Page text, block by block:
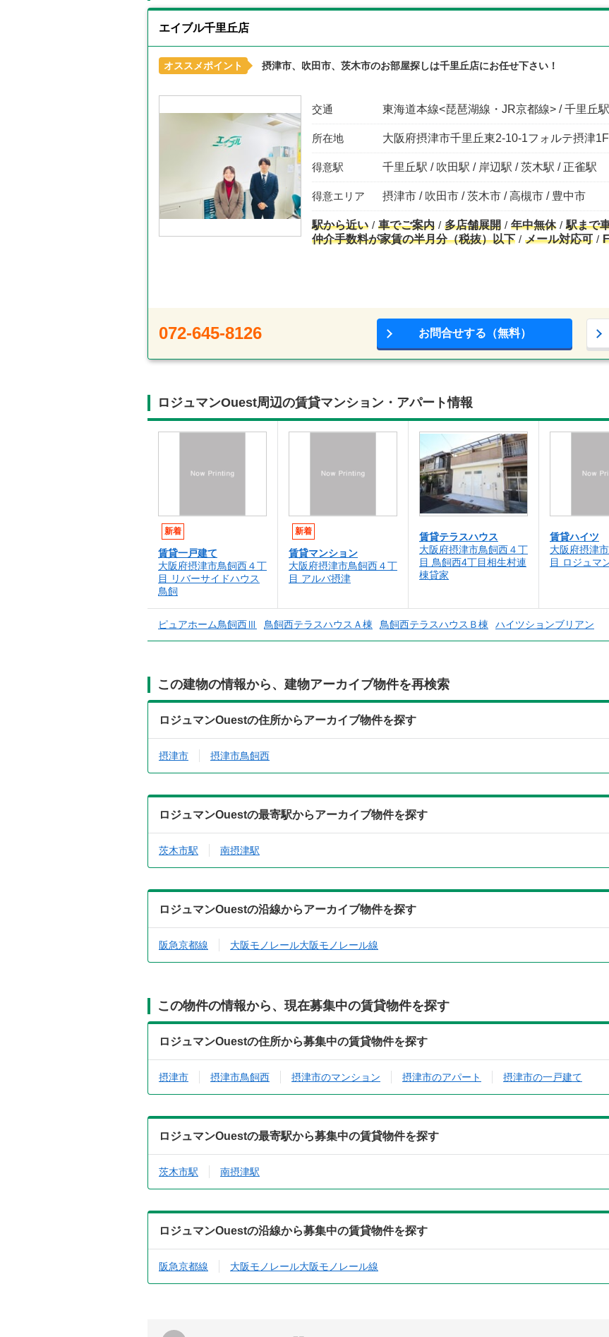
エイブル千里丘店
オススメポイント 摂津市、吹田市、茨木市のお部屋探しは千里丘店にお任せ下さい！
交通 東海道本線<琵琶湖線・JR京都線> / 千里丘駅
所在地 大阪府摂津市千里丘東2-10-1フォルテ摂津1F
得意駅 千里丘駅 / 吹田駅 / 岸辺駅 / 茨木駅 / 正雀駅
得意エリア 摂津市 / 吹田市 / 茨木市 / 高槻市 / 豊中市
駅から近い 車でご案内 多店舗展開 年中無休 駅まで
仲介手数料が家賃の半月分（税抜）以下
メール対応可
072-645-8126 お問合せする（無料）
ロジュマンOuest周辺の賃貸マンション・アパート情報
新着
賃貸一戸建て
大阪府摂津市鳥飼西４丁
目 リバーサイドハウス
鳥飼
新着
賃貸マンション
大阪府摂津市鳥飼西４丁
目 アルバ摂津
賃貸テラスハウス
大阪府摂津市鳥飼西４丁
目 鳥飼西4丁目相生村連
棟貸家
賃貸ハイツ
大阪府摂津
目 ロジュマ
ピュアホーム鳥飼西Ⅲ 鳥飼西テラスハウスＡ棟 鳥飼西テラスハウスＢ棟 ハイツションブリアン
この建物の情報から、建物アーカイブ物件を再検索
ロジュマンOuestの住所からアーカイブ物件を探す
摂津市 摂津市鳥飼西
ロジュマンOuestの最寄駅からアーカイブ物件を探す
茨木市駅 南摂津駅
ロジュマンOuestの沿線からアーカイブ物件を探す
阪急京都線 大阪モノレール大阪モノレール線
この物件の情報から、現在募集中の賃貸物件を探す
ロジュマンOuestの住所から募集中の賃貸物件を探す
摂津市 摂津市鳥飼西 摂津市のマンション 摂津市のアパート 摂津市の一戸建て
ロジュマンOuestの最寄駅から募集中の賃貸物件を探す
茨木市駅 南摂津駅
ロジュマンOuestの沿線から募集中の賃貸物件を探す
阪急京都線 大阪モノレール大阪モノレール線